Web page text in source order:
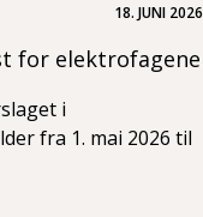
18. JUNI 2026
for elektrofagene
i
fra 1. mai 2026 til